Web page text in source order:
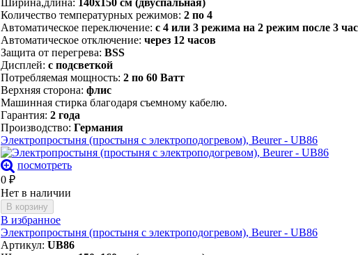
Ширина,длина: 140х150 см (двуспальная)
Количество температурных режимов: 2 по 4
Автоматическое переключение: с 4 или 3 режима на 2 режим после 3
Автоматическое отключение: через 12 часов
Защита от перегрева: BSS
Дисплей: с подсветкой
Потребляемая мощность: 2 по 60 Ватт
Верхняя сторона: флис
Машинная стирка благодаря съемному кабелю.
Гарантия: 2 года
Производство: Германия
Электропростыня (простыня с электроподогревом), Beurer - UB86
посмотреть
0 ₽
Нет в наличии
В корзину
В избранное
Электропростыня (простыня с электроподогревом), Beurer - UB86
Артикул: UB86